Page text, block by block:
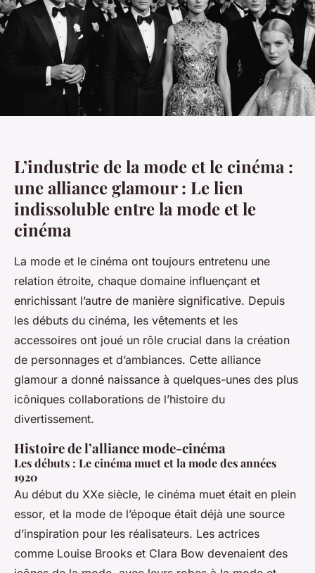
L’industrie de la mode et le cinéma :
une alliance glamour : Le lien
indissoluble entre la mode et le
cinéma
La mode et le cinéma ont toujours entretenu une
relation étroite, chaque domaine influençant et
enrichissant l’autre de manière significative. Depuis
les débuts du cinéma, les vêtements et les
accessoires ont joué un rôle crucial dans la création
de personnages et d’ambiances. Cette alliance
glamour a donné naissance à quelques-unes des plus
icôniques collaborations de l’histoire du
divertissement.
Histoire de l’alliance mode-cinéma
Les débuts : Le cinéma muet et la mode des années
1920
Au début du XXe siècle, le cinéma muet était en plein
essor, et la mode de l’époque était déjà une source
d’inspiration pour les réalisateurs. Les actrices
comme Louise Brooks et Clara Bow devenaient des